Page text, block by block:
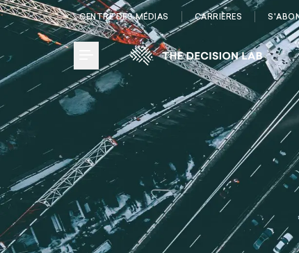
CENTRE DES MÉDIAS CARRIÈRES
Toggle Menu